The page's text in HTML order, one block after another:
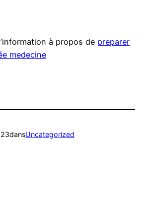
à propos de preparer
medecine
dansUncategorized